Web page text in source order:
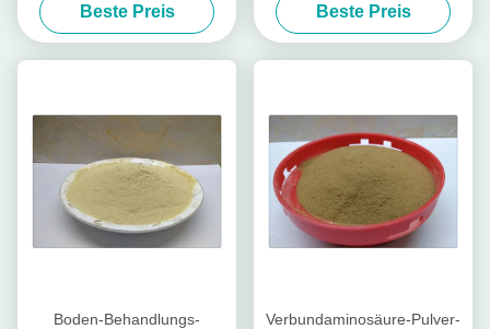
aminosäure-Pulver-70%
Beste Preis Beste Preis
Boden-Behandlungs-
Verbundaminosäure-Pulver-